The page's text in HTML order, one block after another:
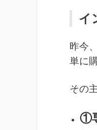
イ
昨今
単に
その
①